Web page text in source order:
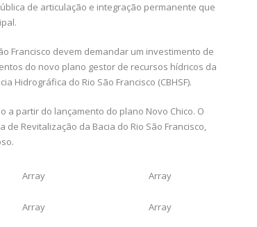
de articulação e integração permanente que
Francisco devem demandar um investimento de
do novo plano gestor de recursos hídricos da
Hidrográfica do Rio São Francisco (CBHSF).
a partir do lançamento do plano Novo Chico. O
Revitalização da Bacia do Rio São Francisco,
Array Array
Array Array